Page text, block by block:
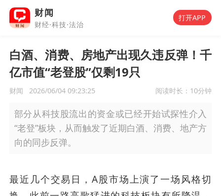
财闻
财经·科技·法治
打开APP
白酒、消费、房地产出现久违反弹！千
亿市值“老登股”仅剩19只
财闻 2026/06/04 09:23:25 阅读时长： 10分钟
部分从科技股流出的资金或已经开始试探性介入
“老登”板块，从而触发了近期白酒、消费、地产方
向的同步反弹。
最近几个交易日，A股市场上演了一场风格切